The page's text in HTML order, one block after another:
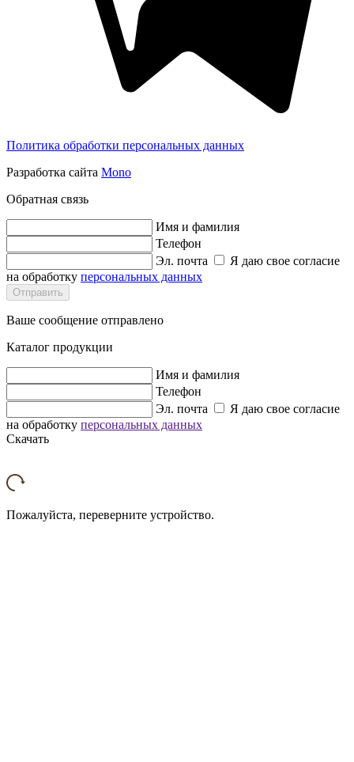
Политика обработки персональных данных
Разработка сайта Mono
Обратная связь
Имя и фамилия
Телефон
Эл. почта
Я даю свое согласие
на обработку персональных данных
Отправить
Ваше сообщение отправлено
Каталог продукции
Имя и фамилия
Телефон
Эл. почта
Я даю свое согласие
на обработку персональных данных
Скачать
Пожалуйста, переверните устройство.